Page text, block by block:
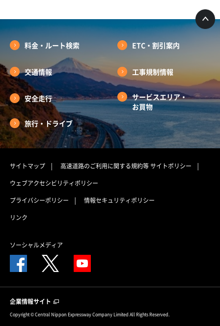
料金・ルート検索 ETC・割引案内
交通情報 工事規制情報
安全走行
サービスエリア・
お買物
旅行・ドライブ
サイトマップ 高速道路のご利用に関する規約等サイトポリシー
ウェブアクセシビリティポリシー
プライバシーポリシー
情報セキュリティポリシー
リンク
ソーシャルメディア
企業情報サイト
Copyright © Central Nippon Expressway Company Limited All Rights Reserved.